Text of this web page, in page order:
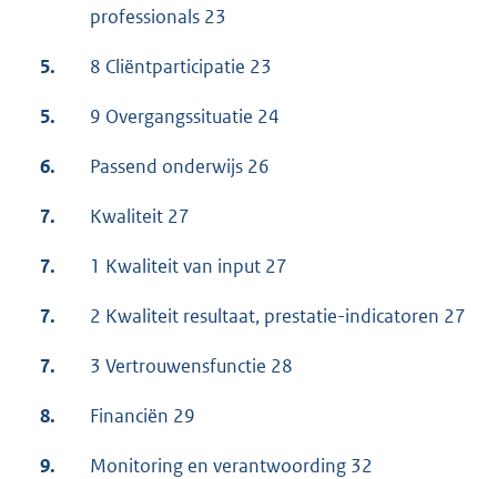
professionals 23
5. 8 Cliëntparticipatie 23
5. 9 Overgangssituatie 24
6. Passend onderwijs 26
7. Kwaliteit 27
7. 1 Kwaliteit van input 27
7. 2 Kwaliteit resultaat, prestatie-indicatoren 27
7. 3 Vertrouwensfunctie 28
8. Financiën 29
9. Monitoring en verantwoording 32